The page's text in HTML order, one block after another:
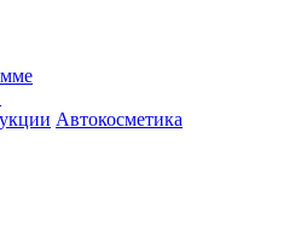
Автокосметика